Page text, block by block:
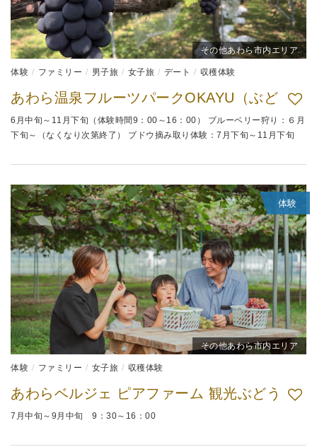
その他あわら市内エリア
体験 ファミリー 男子旅 女子旅 デート 収穫体験
あわら温泉フルーツパークOKAYU（ぶど
6月中旬～11月下旬（体験時間9：00～16：00） ブルーベリー狩り：６月
下旬～（なくなり次第終了） ブドウ摘み取り体験：7月下旬～11月下旬
体験
その他あわら市内エリア
体験 ファミリー 女子旅 収穫体験
あわらベルジェ ピアファーム 観光ぶどう
7月中旬～9月中旬 9：30～16：00